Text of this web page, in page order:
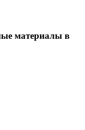
материалы в